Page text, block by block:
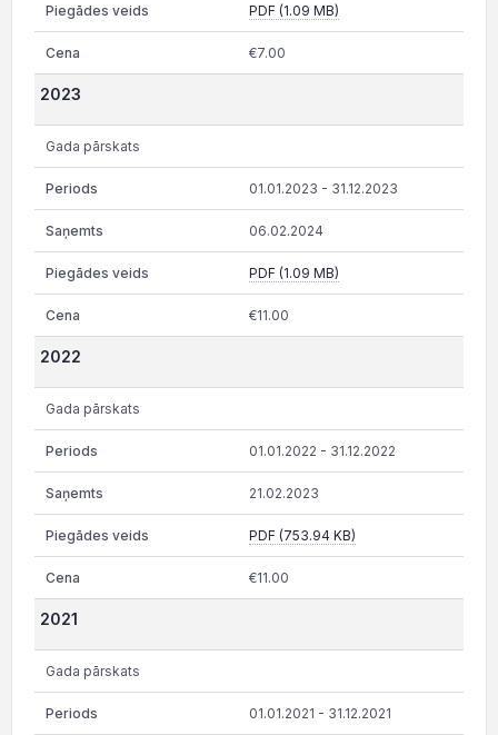
PDF (1.09 MB)
€7.00
2023
Gada pārskats
01.01.2023 - 31.12.2023
06.02.2024
PDF (1.09 MB)
€11.00
2022
Gada pārskats
01.01.2022 - 31.12.2022
21.02.2023
PDF (753.94 KB)
€11.00
2021
Gada pārskats
01.01.2021 - 31.12.2021